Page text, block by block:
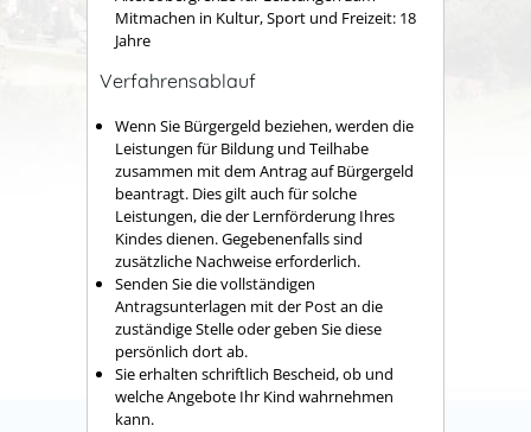
Mitmachen in Kultur, Sport und Freizeit: 18
Jahre
Verfahrensablauf
Wenn Sie Bürgergeld beziehen, werden die
Leistungen für Bildung und Teilhabe
zusammen mit dem Antrag auf Bürgergeld
beantragt. Dies gilt auch für solche
Leistungen, die der Lernförderung Ihres
Kindes dienen. Gegebenenfalls sind
zusätzliche Nachweise erforderlich.
Senden Sie die vollständigen
Antragsunterlagen mit der Post an die
zuständige Stelle oder geben Sie diese
persönlich dort ab.
Sie erhalten schriftlich Bescheid, ob und
welche Angebote Ihr Kind wahrnehmen
kann.